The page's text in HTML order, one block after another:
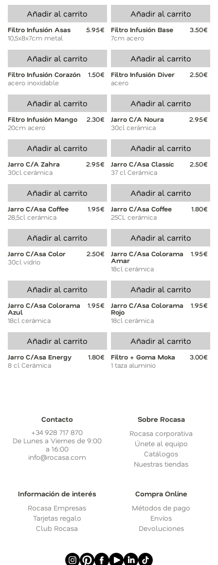
Añadir al carrito
Filtro Infusión Asas
5.95€
10,5x8x7cm metal
Añadir al carrito
Filtro Infusión Base
3.50€
7cm acero
Añadir al carrito
Filtro Infusión Corazón
1.50€
acero inoxidable
Añadir al carrito
Filtro Infusión Diver
2.50€
acero
Añadir al carrito
Filtro Infusión Mango
2.30€
20cm acero
Añadir al carrito
Jarro C/A Noura
2.95€
30cl cerámica
Añadir al carrito
Jarro C/A Zahra
2.95€
30cl cerámica
Añadir al carrito
Jarro C/Asa Classic
2.50€
37 cl Cerámica
Añadir al carrito
Jarro C/Asa Coffee
1.95€
28,5cl cerámica
Añadir al carrito
Jarro C/Asa Coffee
1.80€
25CL cerámica
Añadir al carrito
Jarro C/Asa Color
2.50€
30cl vidrio
Añadir al carrito
Jarro C/Asa Colorama
Amar
1.95€
18cl cerámica
Añadir al carrito
Jarro C/Asa Colorama
Azul
1.95€
18cl cerámica
Añadir al carrito
Jarro C/Asa Colorama
Rojo
1.95€
18cl cerámica
Añadir al carrito
Jarro C/Asa Energy
1.80€
8 cl Cerámica
Añadir al carrito
Filtro + Goma Moka
3.00€
1 taza aluminio
Contacto
+34 928 717 870
De Lunes a Viernes de 9:00
a 16:00
info@rocasa.com
Sobre Rocasa
Rocasa corporativa
Únete al equipo
Catálogos
Nuestras tiendas
Información de interés
Rocasa Empresas
Tarjetas regalo
Club Rocasa
Compra Online
Métodos de pago
Envíos
Devoluciones